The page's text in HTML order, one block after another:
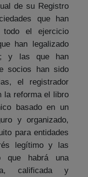
de su Registro
que han
todo el ejercicio
han legalizado
y las que han
socios han sido
el registrador
la reforma el libro
basado en un
y organizado,
para entidades
legítimo y las
que habrá una
calificada y